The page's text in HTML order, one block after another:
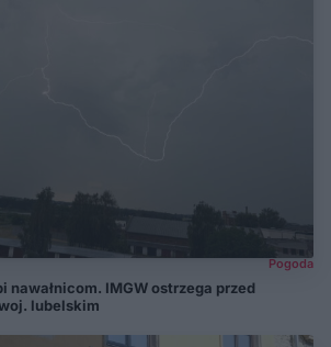
Pogoda
nawałnicom. IMGW ostrzega przed
lubelskim